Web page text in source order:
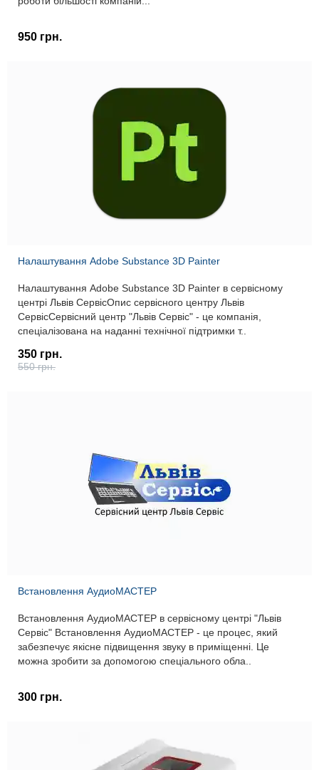
950 грн.
Налаштування Adobe Substance 3D Painter
Налаштування Adobe Substance 3D Painter в сервісному
центрі Львів СервісОпис сервісного центру Львів
СервісСервісний центр "Львів Сервіс" - це компанія,
спеціалізована на наданні технічної підтримки т..
350 грн.
550 грн.
Встановлення АудиоМАСТЕР
Встановлення АудиоМАСТЕР в сервісному центрі "Львів
Сервіс" Встановлення АудиоМАСТЕР - це процес, який
забезпечує якісне підвищення звуку в приміщенні. Це
можна зробити за допомогою спеціального обла..
300 грн.